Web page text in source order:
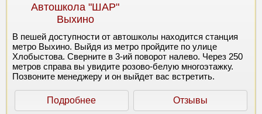
Автошкола "ШАР"
Выхино
В пешей доступности от автошколы находится станция
метро Выхино. Выйдя из метро пройдите по улице
Хлобыстова. Сверните в 3-ий поворот налево. Через 250
метров справа вы увидите розово-белую многоэтажку.
Позвоните менеджеру и он выйдет вас встретить.
Подробнее Отзывы